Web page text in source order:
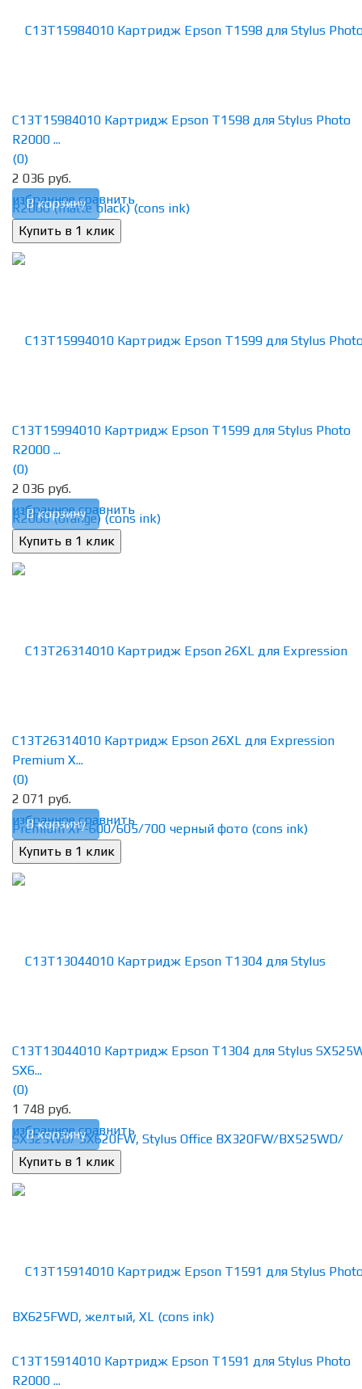
избранное сравнить
C13T15984010 Картридж Epson T1598 для Stylus Photo
R2000 ...
(0)
2 036 руб.
В корзину
избранное сравнить
C13T15994010 Картридж Epson T1599 для Stylus Photo
R2000 ...
(0)
2 036 руб.
В корзину
избранное сравнить
C13T26314010 Картридж Epson 26XL для Expression
Premium X...
(0)
2 071 руб.
В корзину
избранное сравнить
C13T13044010 Картридж Epson T1304 для Stylus
SX6...
(0)
1 748 руб.
В корзину
C13T15914010 Картридж Epson T1591 для Stylus Photo
R2000 ...